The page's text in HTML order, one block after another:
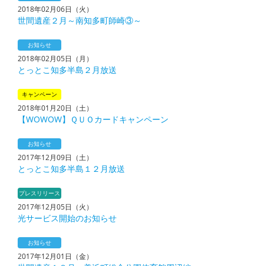
2018年02月06日（火）
世間遺産２月～南知多町師崎③～
お知らせ
2018年02月05日（月）
とっとこ知多半島２月放送
キャンペーン
2018年01月20日（土）
【WOWOW】ＱＵＯカードキャンペーン
お知らせ
2017年12月09日（土）
とっとこ知多半島１２月放送
プレスリリース
2017年12月05日（火）
光サービス開始のお知らせ
お知らせ
2017年12月01日（金）